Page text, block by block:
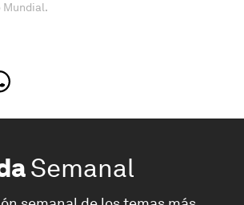
Mundial.
Semanal